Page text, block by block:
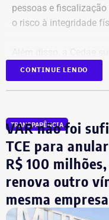
pessoas e
o risco à integridade
insegurança pública”
município do Rio de
Compliance e
justificativa
A estatal afirma que a
de governança levou à
ao combate de
CONTINUE LENDO
TRANSPARÊNCIA
VAR não foi
TCE para
R$ 100
renova outro
mesma empresa